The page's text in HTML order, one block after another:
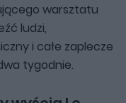
warsztatu
ludzi,
i całe zaplecze
tygodnie.